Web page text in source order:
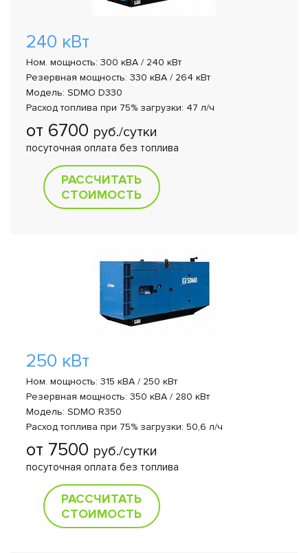
240 кВт
Ном. мощность: 300 кВА / 240 кВт
Резервная мощность: 330 кВА / 264 кВт
Модель: SDMO D330
Расход топлива при 75% загрузки: 47 л/ч
от 6700 руб./сутки
посуточная оплата без топлива
РАССЧИТАТЬ
СТОИМОСТЬ
250 кВт
Ном. мощность: 315 кВА / 250 кВт
Резервная мощность: 350 кВА / 280 кВт
Модель: SDMO R350
Расход топлива при 75% загрузки: 50,6 л/ч
от 7500 руб./сутки
посуточная оплата без топлива
РАССЧИТАТЬ
СТОИМОСТЬ